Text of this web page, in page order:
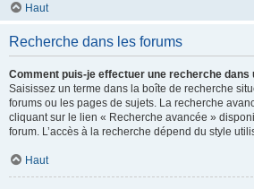
Haut
Recherche dans les forums
Comment puis-je effectuer une recherche dans
Saisissez un terme dans la boîte de recherche
forums ou les pages de sujets. La recherche
cliquant sur le lien « Recherche avancée »
forum. L’accès à la recherche dépend du style
Haut